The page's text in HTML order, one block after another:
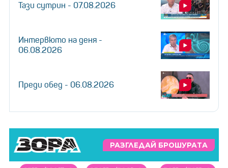
Тази сутрин - 07.08.2026
Интервюто на деня -
06.08.2026
Преди обед - 06.08.2026
РАЗГЛЕДАЙ БРОШУРАТА